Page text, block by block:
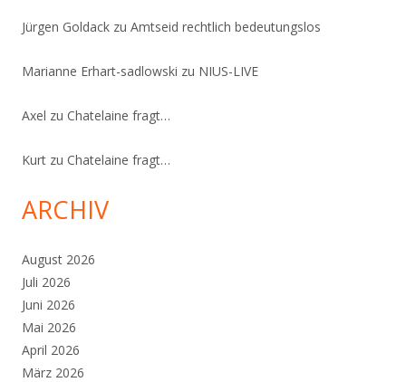
Jürgen Goldack zu Amtseid rechtlich bedeutungslos
Marianne Erhart-sadlowski zu NIUS-LIVE
Axel zu Chatelaine fragt…
Kurt zu Chatelaine fragt…
ARCHIV
August 2026
Juli 2026
Juni 2026
Mai 2026
April 2026
März 2026